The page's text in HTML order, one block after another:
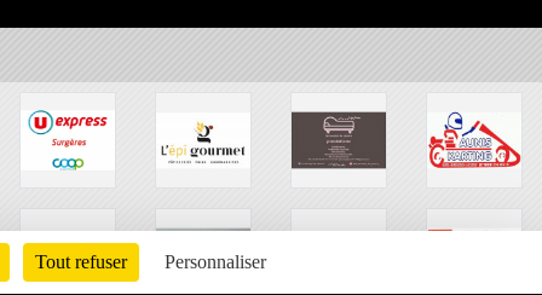
Tout refuser Personnaliser